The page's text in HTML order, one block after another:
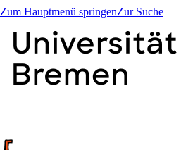
Zum Hauptmenü springenZur Suche